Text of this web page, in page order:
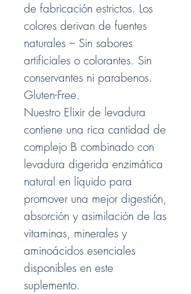
de fabricación estrictos. Los
colores derivan de fuentes
naturales – Sin sabores
artificiales o colorantes. Sin
conservantes ni parabenos.
Gluten-Free.
Nuestro Elixir de levadura
contiene una rica cantidad de
complejo B combinado con
levadura digerida enzimática
natural en líquido para
promover una mejor digestión,
absorción y asimilación de las
vitaminas, minerales y
aminoácidos esenciales
disponibles en este
suplemento.